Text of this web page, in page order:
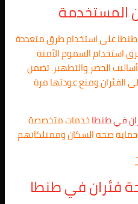
المستخدمة
على استخدام طرق متعددة
استخدام السموم الآمنة
الحصر والتطهير. تضمن
الفئران ومنع عودتها مرة
في طنطاخدمات متخصصة
صحة السكان وممتلكاتهم
فئران في طنطا